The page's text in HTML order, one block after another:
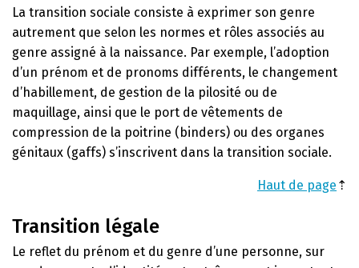
La transition sociale consiste à exprimer son genre
autrement que selon les normes et rôles associés au
genre assigné à la naissance. Par exemple, l’adoption
d’un prénom et de pronoms différents, le changement
d’habillement, de gestion de la pilosité ou de
maquillage, ainsi que le port de vêtements de
compression de la poitrine (binders) ou des organes
génitaux (gaffs) s’inscrivent dans la transition sociale.
Haut de page ⇡
Transition légale
Le reflet du prénom et du genre d’une personne, sur